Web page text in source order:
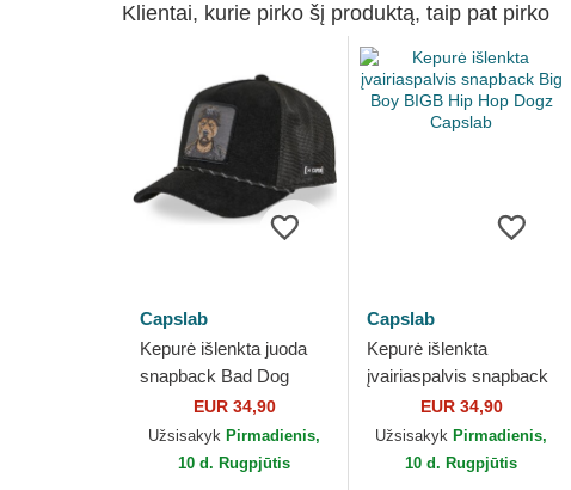
Klientai, kurie pirko šį produktą, taip pat pirko
Capslab
Kepurė išlenkta juoda
snapback Bad Dog
BADB Hip Hop Dogz
Capslab
EUR 34,90
Užsisakyk Pirmadienis,
10 d. Rugpjūtis
Capslab
Kepurė išlenkta
įvairiaspalvis snapback
Big Boy BIGB Hip Hop
Dogz Capslab
EUR 34,90
Užsisakyk Pirmadienis,
10 d. Rugpjūtis